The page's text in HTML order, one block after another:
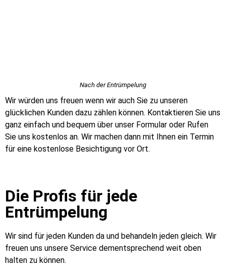
Nach der Entrümpelung
Wir würden uns freuen wenn wir auch Sie zu unseren
glücklichen Kunden dazu zählen können. Kontaktieren Sie uns
ganz einfach und bequem über unser Formular oder Rufen
Sie uns kostenlos an. Wir machen dann mit Ihnen ein Termin
für eine kostenlose Besichtigung vor Ort.
Die Profis für jede
Entrümpelung
Wir sind für jeden Kunden da und behandeln jeden gleich. Wir
freuen uns unsere Service dementsprechend weit oben
halten zu können.